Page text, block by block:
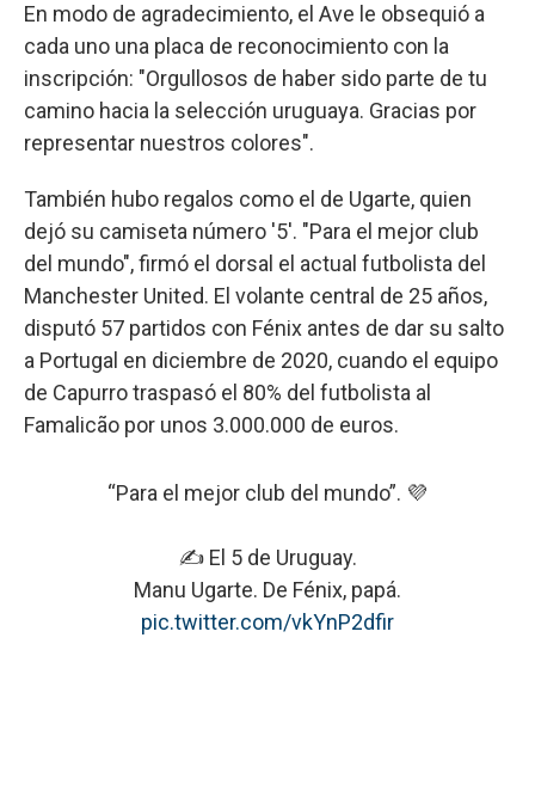
En modo de agradecimiento, el Ave le obsequió a
cada uno una placa de reconocimiento con la
inscripción: "Orgullosos de haber sido parte de tu
camino hacia la selección uruguaya. Gracias por
representar nuestros colores".
También hubo regalos como el de Ugarte, quien
dejó su camiseta número '5'. "Para el mejor club
del mundo", firmó el dorsal el actual futbolista del
Manchester United. El volante central de 25 años,
disputó 57 partidos con Fénix antes de dar su salto
a Portugal en diciembre de 2020, cuando el equipo
de Capurro traspasó el 80% del futbolista al
Famalicão por unos 3.000.000 de euros.
“Para el mejor club del mundo”. 💜
✍️ El 5 de Uruguay.
Manu Ugarte. De Fénix, papá.
pic.twitter.com/vkYnP2dfir